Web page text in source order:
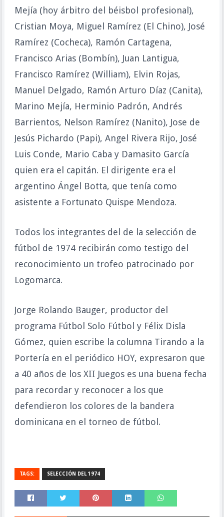
Mejía (hoy árbitro del béisbol profesional),
Cristian Moya, Miguel Ramírez (El Chino), José
Ramírez (Cocheca), Ramón Cartagena,
Francisco Arias (Bombín), Juan Lantigua,
Francisco Ramírez (William), Elvin Rojas,
Manuel Delgado, Ramón Arturo Díaz (Canita),
Marino Mejía, Herminio Padrón, Andrés
Barrientos, Nelson Ramírez (Nanito), Jose de
Jesús Pichardo (Papi), Angel Rivera Rijo, José
Luis Conde, Mario Caba y Damasito García
quien era el capitán. El dirigente era el
argentino Ángel Botta, que tenía como
asistente a Fortunato Quispe Mendoza.
Todos los integrantes del de la selección de
fútbol de 1974 recibirán como testigo del
reconocimiento un trofeo patrocinado por
Logomarca.
Jorge Rolando Bauger, productor del
programa Fútbol Solo Fútbol y Félix Disla
Gómez, quien escribe la columna Tirando a la
Portería en el periódico HOY, expresaron que
a 40 años de los XII Juegos es una buena fecha
para recordar y reconocer a los que
defendieron los colores de la bandera
dominicana en el torneo de fútbol.
TAGS: SELECCIÓN DEL 1974